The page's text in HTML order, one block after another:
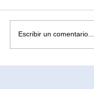
Escribir un comentario...